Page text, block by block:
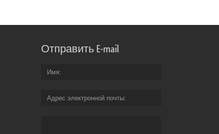
Отправить E-mail
Имя
Адрес электронной почты